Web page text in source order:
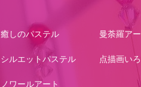
癒しのパステル
シルエットパステル
ノワールアート
曼荼羅ア
点描画い